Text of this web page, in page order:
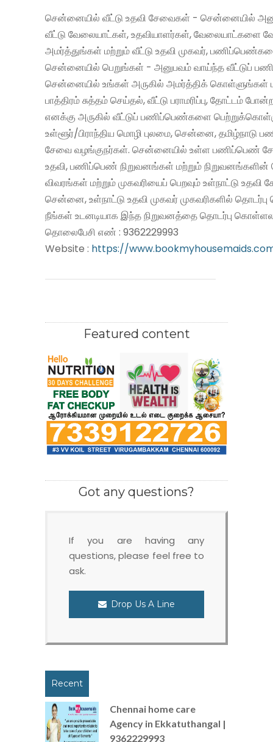
சென்னையில் வீட்டு உதவி சேவைகள் - சென்னையில்
வீட்டு வேலையாட்கள், உதவியாளர்கள், வேலையாட்களை
அமர்த்துங்கள் மற்றும் வீட்டு உதவி முகவர்,
சென்னையில் பெறுங்கள் - அனுபவம் வாய்ந்த வீட்டுப்
சென்னையில் உங்கள் அருகில் அமர்த்திக் கொள்ளுங்கள்
பாத்திரம் சுத்தம் செய்தல், வீட்டு பராமரிப்பு, தோட்டம்
எனக்கு அருகில் வீட்டுப் பணிப்பெண்களை
உள்ளூர்/பிராந்திய மொழி புலமை, சென்னை, தமிழ்நாடு
சேவை வழங்குநர்கள். சென்னையில் உள்ள பணிப்பெண்
உதவி, பணிப்பெண் நிறுவனங்கள் மற்றும் நிறுவனங்களின்
விவரங்கள் மற்றும் முகவரியைப் பெறவும் உள்நாட்டு உதவி
சென்னை, உள்நாட்டு உதவி முகவர் முகவரிகளில்
நீங்கள் உடனடியாக இந்த நிறுவனத்தை தொடர்பு
தொலைபேசி எண் : 9362229993
Website : https://
Featured content
Got any questions?
If you are having any
questions, please feel free to
ask.
Drop Us A Line
Recent
Chennai home care
Agency in Ekkatuthangal |
9362229993